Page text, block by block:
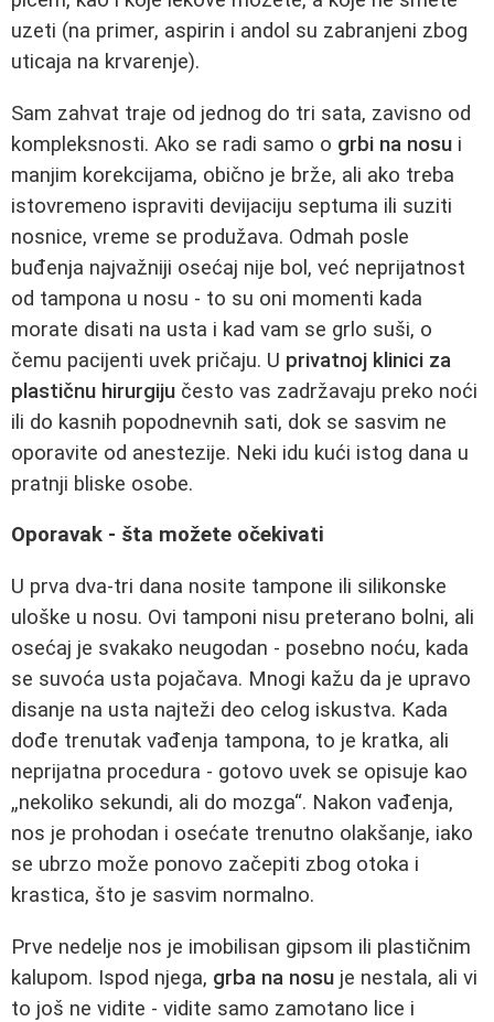
uzeti (na primer, aspirin i andol su zabranjeni zbog
uticaja na krvarenje).
Sam zahvat traje od jednog do tri sata, zavisno od
kompleksnosti. Ako se radi samo o grbi na nosu i
manjim korekcijama, obično je brže, ali ako treba
istovremeno ispraviti devijaciju septuma ili suziti
nosnice, vreme se produžava. Odmah posle
buđenja najvažniji osećaj nije bol, već neprijatnost
od tampona u nosu - to su oni momenti kada
morate disati na usta i kad vam se grlo suši, o
čemu pacijenti uvek pričaju. U privatnoj klinici za
plastičnu hirurgiju često vas zadržavaju preko noći
ili do kasnih popodnevnih sati, dok se sasvim ne
oporavite od anestezije. Neki idu kući istog dana u
pratnji bliske osobe.
Oporavak - šta možete očekivati
U prva dva-tri dana nosite tampone ili silikonske
uloške u nosu. Ovi tamponi nisu preterano bolni, ali
osećaj je svakako neugodan - posebno noću, kada
se suvoća usta pojačava. Mnogi kažu da je upravo
disanje na usta najteži deo celog iskustva. Kada
dođe trenutak vađenja tampona, to je kratka, ali
neprijatna procedura - gotovo uvek se opisuje kao
„nekoliko sekundi, ali do mozga“. Nakon vađenja,
nos je prohodan i osećate trenutno olakšanje, iako
se ubrzo može ponovo začepiti zbog otoka i
krastica, što je sasvim normalno.
Prve nedelje nos je imobilisan gipsom ili plastičnim
kalupom. Ispod njega, grba na nosu je nestala, ali vi
to još ne vidite - vidite samo zamotano lice i